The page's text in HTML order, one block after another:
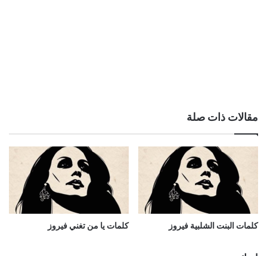
مقالات ذات صلة
كلمات البنت الشلبية فيروز كلمات يا من تغني فيروز